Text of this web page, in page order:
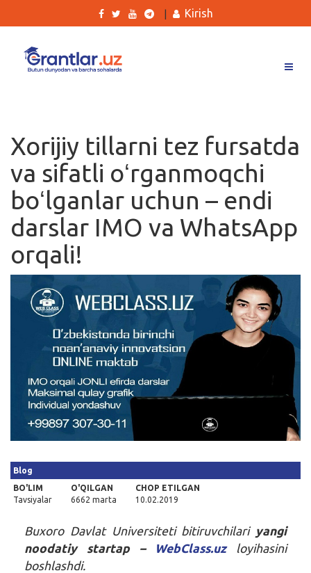
Ishlar
Kurslar
Blog
Yana
Qidirish
Kirish
Xorijiy tillarni tez fursatda
va sifatli oʻrganmoqchi
boʻlganlar uchun – endi
darslar IMO va WhatsApp
orqali!
Blog
BO'LIM
Tavsiyalar
O'QILGAN
6662 marta
CHOP ETILGAN
10.02.2019
Buxoro Davlat Universiteti bitiruvchilari yangi
noodatiy startap –
WebClass.uzloyihasini
boshlashdi.